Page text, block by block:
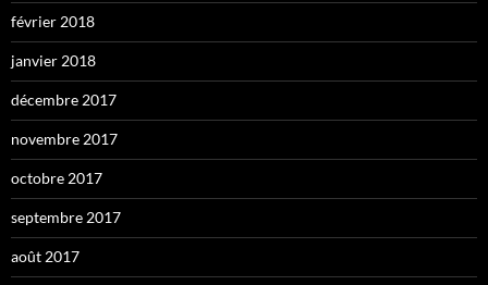
février 2018
janvier 2018
décembre 2017
novembre 2017
octobre 2017
septembre 2017
août 2017